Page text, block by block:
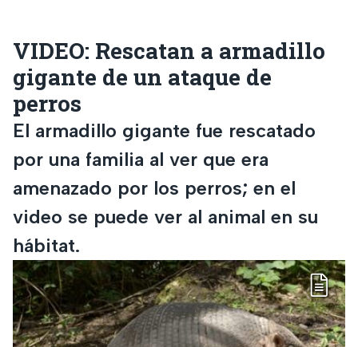
VIDEO: Rescatan a armadillo
gigante de un ataque de
perros
El armadillo gigante fue rescatado
por una familia al ver que era
amenazado por los perros; en el
video se puede ver al animal en su
hábitat.